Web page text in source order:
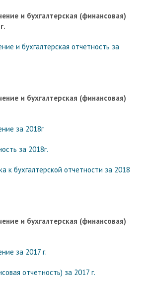
и бухгалтерская (финансовая)
и бухгалтерская отчетность за
и бухгалтерская (финансовая)
за 2018г
за 2018г.
к бухгалтерской отчетности за 2018
и бухгалтерская (финансовая)
за 2017 г.
отчетность) за 2017 г.